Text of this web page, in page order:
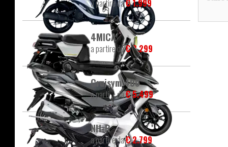
a partire da€ 1.999
4MICA
a partire da€ 2.299
Cruisym 400
a partire da€ 5.499
NH-R
a partire da€ 2.799